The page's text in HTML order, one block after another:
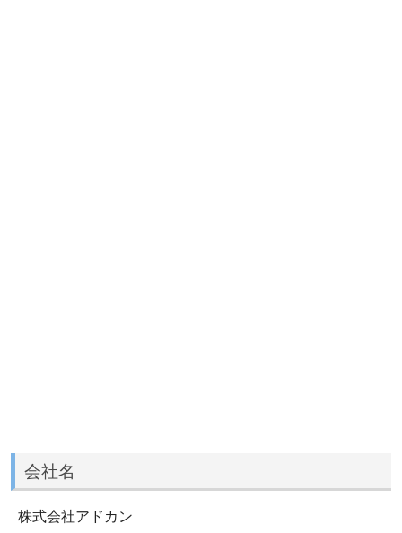
会社名
株式会社アドカン